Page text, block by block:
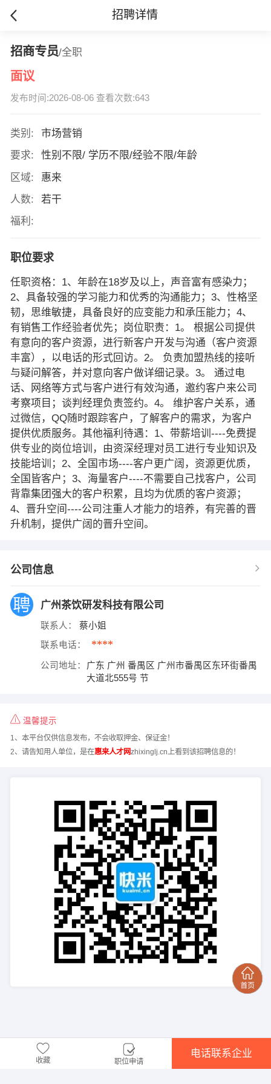
招聘详情
招商专员/全职
面议
发布时间:2026-08-06 查看次数:643
类别:
市场营销
要求:
性别不限/ 学历不限/经验不限/年龄
区域:
惠来
人数:
若干
福利:
职位要求
任职资格：1、年龄在18岁及以上，声音富有感染力；
2、具备较强的学习能力和优秀的沟通能力；3、性格坚
韧，思维敏捷，具备良好的应变能力和承压能力；4、
有销售工作经验者优先；岗位职责：1。 根据公司提供
有意向的客户资源，进行新客户开发与沟通（客户资源
丰富），以电话的形式回访。2。 负责加盟热线的接听
与疑问解答，并对意向客户做详细记录。3。 通过电
话、网络等方式与客户进行有效沟通，邀约客户来公司
考察项目；谈判经理负责签约。4。 维护客户关系，通
过微信，QQ随时跟踪客户，了解客户的需求，为客户
提供优质服务。其他福利待遇：1、带薪培训----免费提
供专业的岗位培训，由资深经理对员工进行专业知识及
技能培训；2、全国市场----客户更广阔，资源更优质，
全国皆客户；3、海量客户----不需要自己找客户，公司
背靠集团强大的客户积累，且均为优质的客户资源；
4、晋升空间----公司注重人才能力的培养，有完善的晋
升机制，提供广阔的晋升空间。
公司信息
广州茶饮研发科技有限公司
联系人： 蔡小姐
联系电话： ****
公司地址：
广东 广州 番禺区 广州市番禺区东环街番禺
大道北555号 节
温馨提示
1、本平台仅供信息发布，不会收取押金、保证金！
2、请告知用人单位，是在惠来人才网zhixinglj.cn上看到该招聘信息的！
收藏 职位申请
电话联系企业